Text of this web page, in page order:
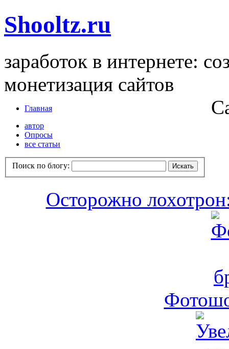
Shooltz.ru
заработок в интернете:
монетизация сайтов
Главная
автор
Опросы
все статьи
Поиск по блогу:
Осторожно